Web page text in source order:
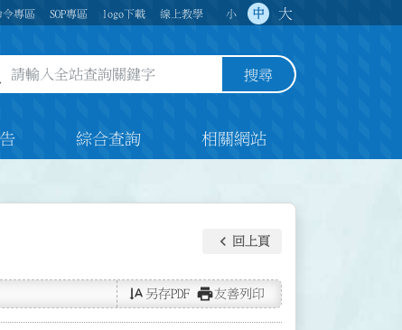
令專區 SOP專區 logo下載 線上教學 小 中 大
全站查詢關鍵字欄位 搜尋
綜合查詢 相關網站
keyboard_arrow_left 回上頁
text_rotate_vertical 另存PDF print友善列印